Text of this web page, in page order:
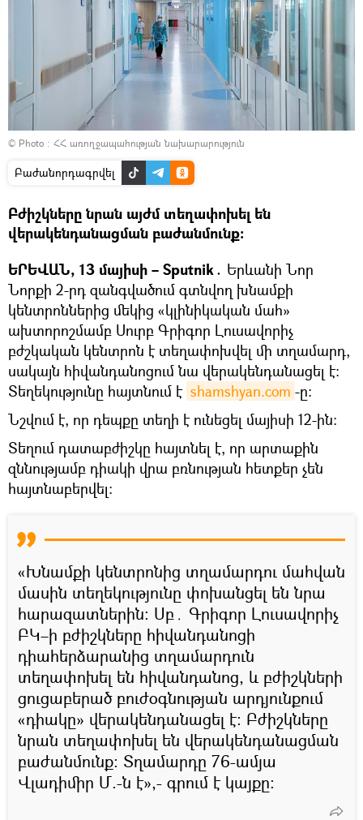
© Photo : ՀՀ առողջապահության նախարարություն
Բաժանորդագրվել
Բժիշկները նրան այժմ տեղափոխել են
վերակենդանացման բաժանմունք։
ԵՐԵՎԱՆ, 13 մայիսի – Sputnik․ Երևանի Նոր
Նորքի 2-րդ զանգվածում գտնվող խնամքի
կենտրոններից մեկից «կլինիկական մահ»
ախտորոշմամբ Սուրբ Գրիգոր Լուսավորիչ
բժշկական կենտրոն է տեղափոխվել մի տղամարդ,
սակայն հիվանդանոցում նա վերակենդանացել է:
Տեղեկությունը հայտնում է shamshyan.com -ը։
Նշվում է, որ դեպքը տեղի է ունեցել մայիսի 12-ին։
Տեղում դատաբժիշկը հայտնել է, որ արտաքին
զննությամբ դիակի վրա բռնության հետքեր չեն
հայտնաբերվել:
«Խնամքի կենտրոնից տղամարդու մահվան
մասին տեղեկությունը փոխանցել են նրա
հարազատներին։ Սբ․ Գրիգոր Լուսավորիչ
ԲԿ–ի բժիշկները հիվանդանոցի
դիահերձարանից տղամարդուն
տեղափոխել են հիվանդանոց, և բժիշկների
ցուցաբերած բուժօգնության արդյունքում
«դիակը» վերակենդանացել է։ Բժիշկները
նրան տեղափոխել են վերակենդանացման
բաժանմունք։ Տղամարդը 76-ամյա
Վլադիմիր Մ.-ն է»,- գրում է կայքը։